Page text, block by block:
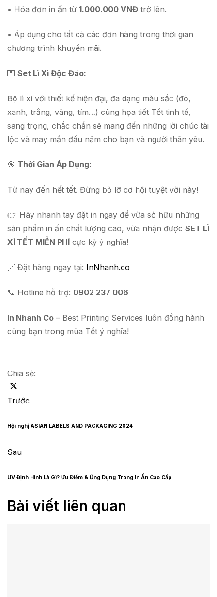
• Hóa đơn in ấn từ 1.000.000 VNĐ trở lên.
• Áp dụng cho tất cả các đơn hàng trong thời gian
chương trình khuyến mãi.
💌 Set Lì Xì Độc Đáo:
Bộ lì xì với thiết kế hiện đại, đa dạng màu sắc (đỏ,
xanh, trắng, vàng, tím…) cùng họa tiết Tết tinh tế,
sang trọng, chắc chắn sẽ mang đến những lời chúc tài
lộc và may mắn đầu năm cho bạn và người thân yêu.
🎯 Thời Gian Áp Dụng:
Từ nay đến hết tết. Đừng bỏ lỡ cơ hội tuyệt vời này!
👉 Hãy nhanh tay đặt in ngay để vừa sở hữu những
sản phẩm in ấn chất lượng cao, vừa nhận được SET LÌ
XÌ TẾT MIỄN PHÍ cực kỳ ý nghĩa!
🔗 Đặt hàng ngay tại: InNhanh.co
📞 Hotline hỗ trợ: 0902 237 006
In Nhanh Co – Best Printing Services luôn đồng hành
cùng bạn trong mùa Tết ý nghĩa!
Chia sẻ:
Trước
Hội nghị ASIAN LABELS AND PACKAGING 2024
Sau
UV Định Hình Là Gì? Ưu Điểm & Ứng Dụng Trong In Ấn Cao Cấp
Bài viết liên quan